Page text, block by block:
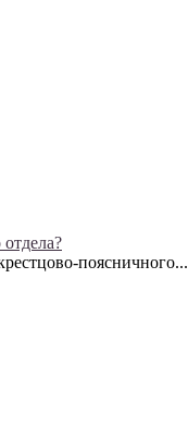
поясничного...